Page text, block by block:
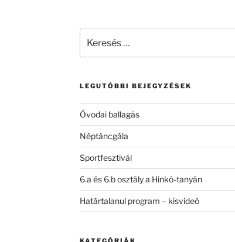
következő
LEGUTÓBBI BEJEGYZÉSEK
Óvodai ballagás
Néptáncgála
Sportfesztivál
6.a és 6.b osztály a Hinkó-tanyán
Határtalanul program – kisvideó